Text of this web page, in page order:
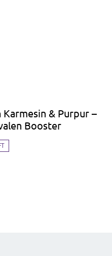
Karmesin & Purpur –
Booster